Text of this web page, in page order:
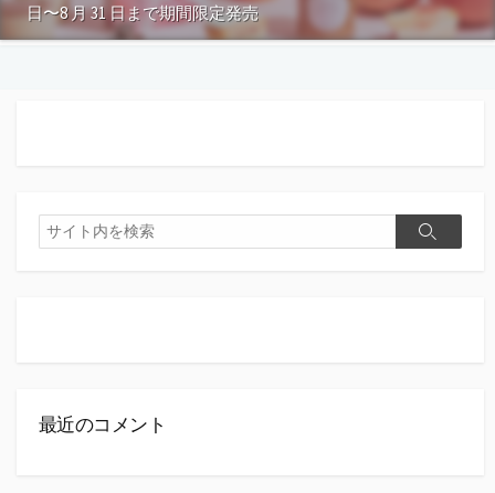
日〜8 月 31 日まで期間限定発売
検
索
検
最近のコメント